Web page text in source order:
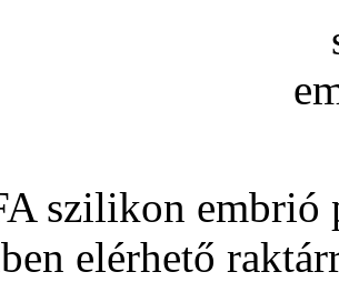
szilikon embrió
elérhető